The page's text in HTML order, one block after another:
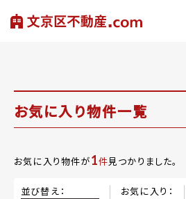
お気に入り物件一覧
お気に入り物件が1件見つかりました。
並び替え： お気に入り：